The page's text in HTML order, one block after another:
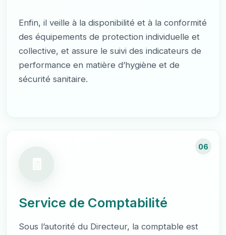
Enfin, il veille à la disponibilité et à la conformité
des équipements de protection individuelle et
collective, et assure le suivi des indicateurs de
performance en matière d’hygiène et de
sécurité sanitaire.
06
Service de Comptabilité
Sous l’autorité du Directeur, la comptable est